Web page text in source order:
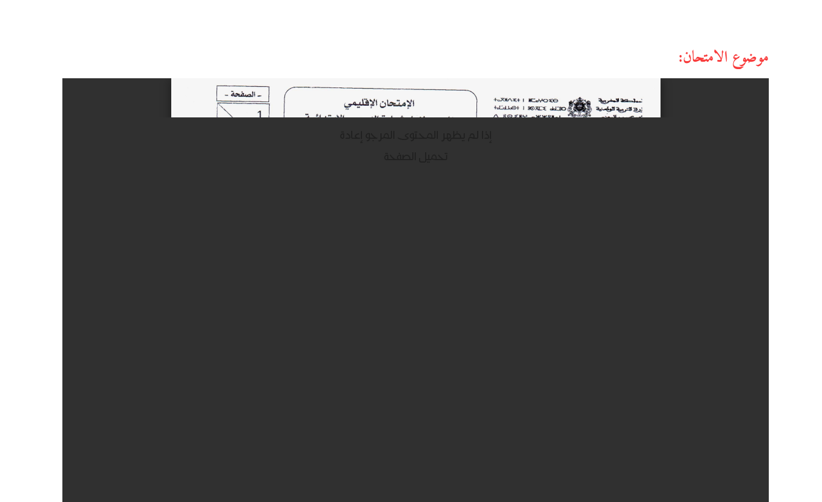
موضوع الامتحان: